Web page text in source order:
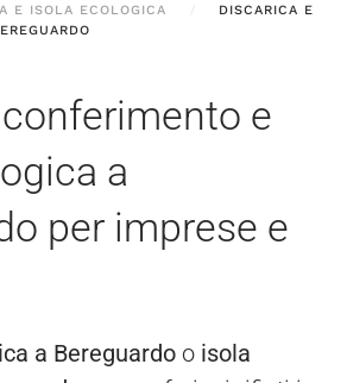
E ISOLA ECOLOGICA
DISCARICA E
e
a
per imprese e
a Bereguardo o isola